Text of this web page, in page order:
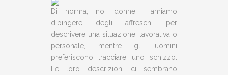
Di norma, noi donne amiamo
dipingere degli affreschi per
descrivere una situazione, lavorativa o
personale, mentre gli uomini
preferiscono tracciare uno schizzo.
Le loro descrizioni ci sembrano